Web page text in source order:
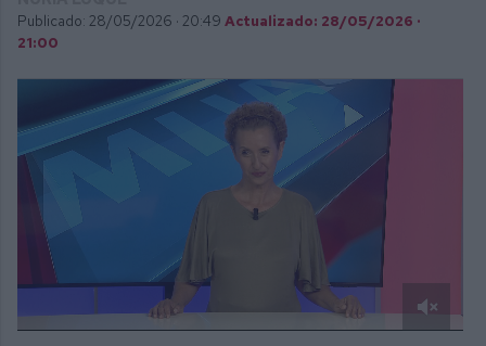
Publicado: 28/05/2026 · 20:49 Actualizado: 28/05/2026 ·
21:00